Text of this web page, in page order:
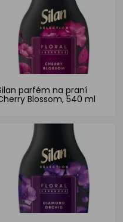
parfém na praní
Blossom, 540 ml